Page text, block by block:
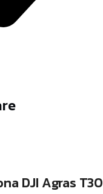
DJI Agras T30